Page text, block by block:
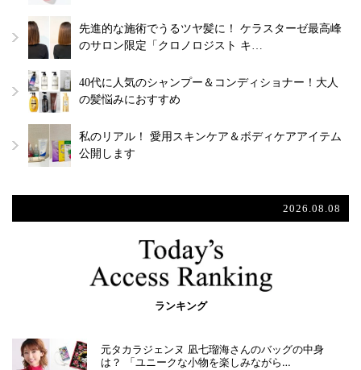
先進的な施術でうるツヤ髪に！ ケラスターゼ最高峰
のサロン限定「クロノロジスト キ…
40代に人気のシャンプー＆コンディショナー！大人
の髪悩みにおすすめ
私のリアル！ 愛用スキンケア＆ボディケアアイテム
公開します
2026.08.08
ランキング
元タカラジェンヌ 凪七瑠海さんのバッグの中身
は？ 「ユニークな小物を楽しみながら…